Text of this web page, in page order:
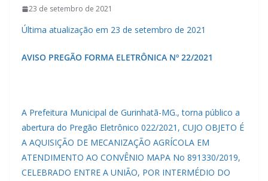
23 de setembro de 2021
Última atualização em 23 de setembro de 2021
AVISO PREGÃO FORMA ELETRÔNICA Nº 22/2021
A Prefeitura Municipal de Gurinhatã-MG., torna público a
abertura do Pregão Eletrônico 022/2021, CUJO OBJETO É
A AQUISIÇÃO DE MECANIZAÇÃO AGRÍCOLA EM
ATENDIMENTO AO CONVÊNIO MAPA No 891330/2019,
CELEBRADO ENTRE A UNIÃO, POR INTERMÉDIO DO